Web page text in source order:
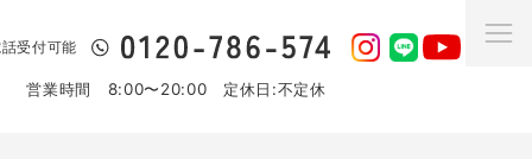
受付可能
営業時間 8:00〜20:00 定休日:不定休